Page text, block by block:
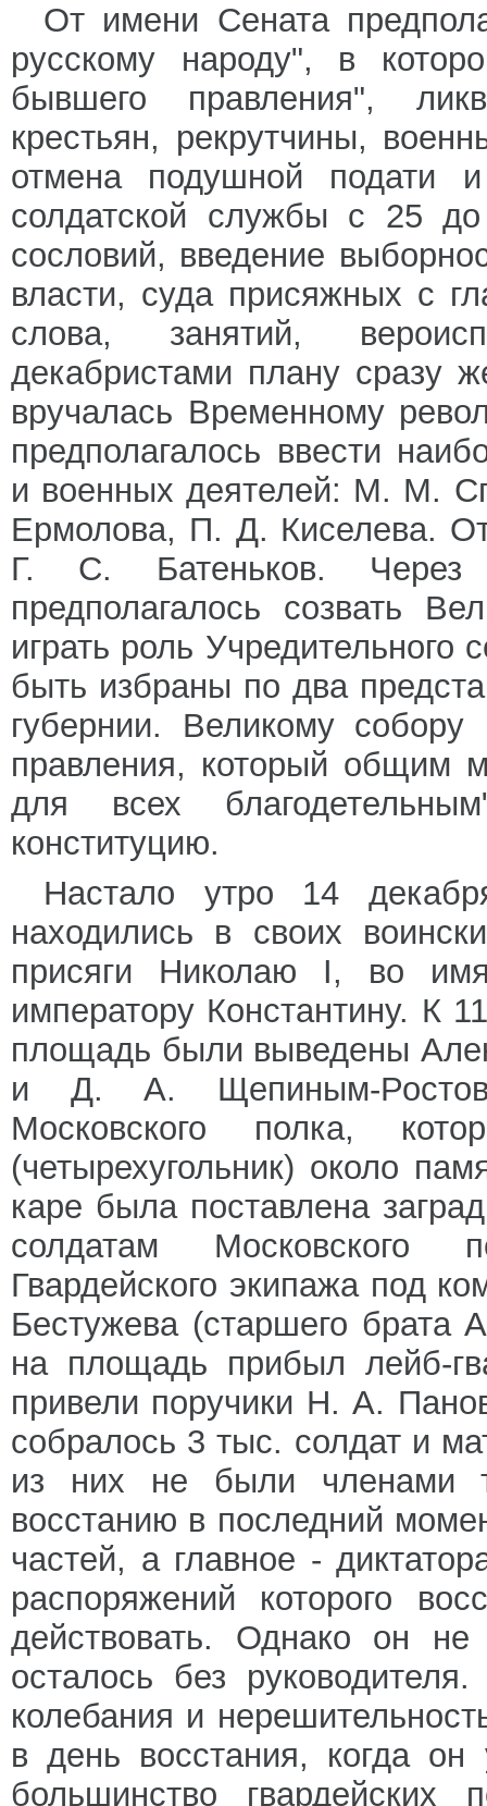
От имени Сената
русскому народу", в
бывшего правления",
крестьян, рекрутчины,
отмена подушной подати
солдатской службы с 25
сословий, введение
власти, суда присяжных с
слова, занятий,
декабристами плану сразу
вручалась Временному
предполагалось ввести
и военных деятелей: М. М.
Ермолова, П. Д. Киселева.
Г. С. Батеньков. Через
предполагалось созвать
играть роль
быть избраны по два
губернии. Великому собору
правления, который общим
для всех
конституцию.
Настало утро 14
находились в своих
присяги Николаю I, во имя
императору Константину. К
площадь были выведены
и Д. А. Щепиным-
Московского полка,
(четырехугольник) около
каре была поставлена
солдатам Московского
Гвардейского экипажа под
Бестужева (старшего
на площадь прибыл лейб-
привели поручики Н. А.
собралось 3 тыс. солдат и
из них не были членами
восстанию в последний
частей, а главное -
распоряжений которого
действовать. Однако он
осталось без
колебания и
в день восстания, когда
большинство гвардейских